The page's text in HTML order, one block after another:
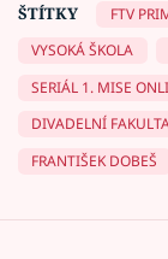
ŠTÍTKY
FTV
VYSOKÁ ŠKOLA
SERIÁL 1. MISE
DIVADELNÍ
FRANTIŠEK DOBEŠ